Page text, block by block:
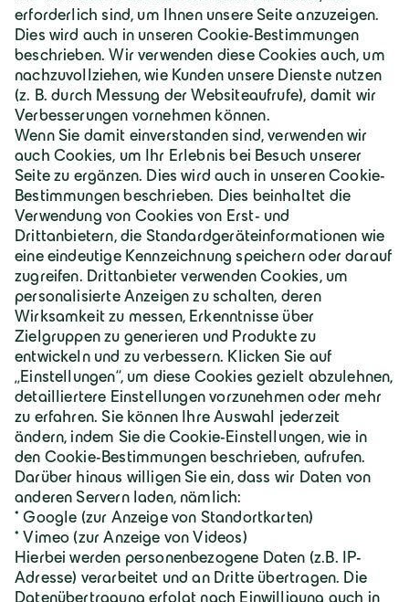
Deutschland | Deutsch
Geiger Gruppe
Über Geiger
Karriere